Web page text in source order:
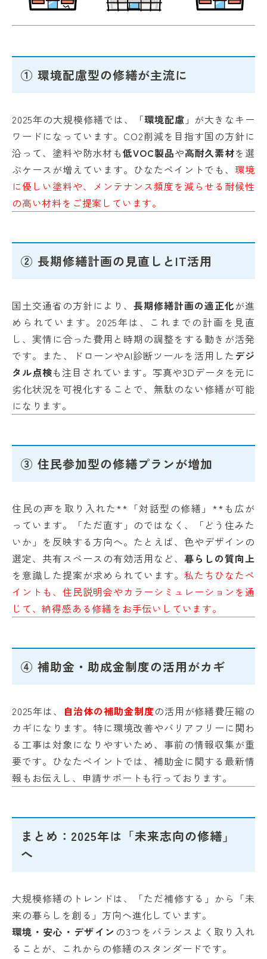
① 環境配慮型の修繕が主流に
2025年の大規模修繕では、「環境配慮 」が大きなキー
ワードになっています。CO2削減を目指す国の方針に
沿って、塗料や防水材も低VOC製品や高耐久素材を選
ぶケースが増えています。ひなたペイントでも、環境
に優しい塗料や、メンテナンス頻度を減らせる耐候性
の高い材料をご提案しています。
② 長期修繕計画の見直しとIT活用
国土交通省の方針により、長期修繕計画の適正化が進
められています。2025年は、これまでの計画を見直
し、実情に合った費用と時期の調整をする動きが活発
です。また、ドローンやAI診断ツールを活用したデジ
タル点検も注目されています。写真や3Dデータを元に
劣化状況を可視化することで、無駄のない修繕が可能
になります。
③ 住民参加型の修繕プランが増加
住民の声を取り入れた**「対話型の修繕」**も広が
っています。「ただ直す」のではなく、「どう住みた
いか」を反映する方向へ。たとえば、色やデザインの
選定、共有スペースの有効活用など、暮らしの質向上
を意識した提案が求められています。私たちひなたペ
イントも、住民説明会やカラーシミュレーションを通
じて、納得感ある修繕をお手伝いしています。
④ 補助金・助成金制度の活用がカギ
2025年は、 自治体の補助金制度の活用が修繕費圧縮の
カギになります。特に環境改善やバリアフリーに関わ
る工事は対象になりやすいため、事前の情報収集が重
要です。ひなたペイントでは、補助金に関する最新情
報もお伝えし、申請サポートも行っております。
まとめ：2025年は「未来志向の修繕」
へ
大規模修繕のトレンドは、「ただ補修する」から「未
来の暮らしを創る」方向へ進化しています。
環境・安心・デザイン の3つをバランスよく取り入れ
ることが、これからの修繕のスタンダードです。